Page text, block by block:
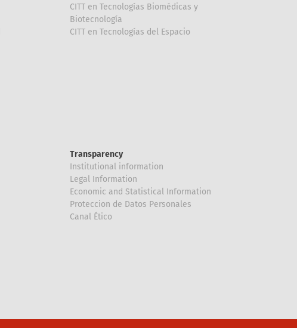
CITT en Tecnologías Biomédicas y
Biotecnología
CITT en Tecnologías del Espacio
Transparency
Institutional information
Legal Information
Economic and Statistical Information
Proteccion de Datos Personales
Canal Ético